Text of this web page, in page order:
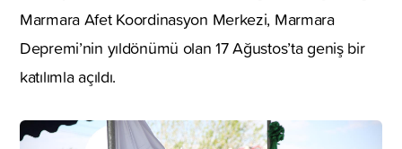
Marmara Afet Koordinasyon Merkezi, Marmara
Depremi’nin yıldönümü olan 17 Ağustos’ta geniş bir
katılımla açıldı.